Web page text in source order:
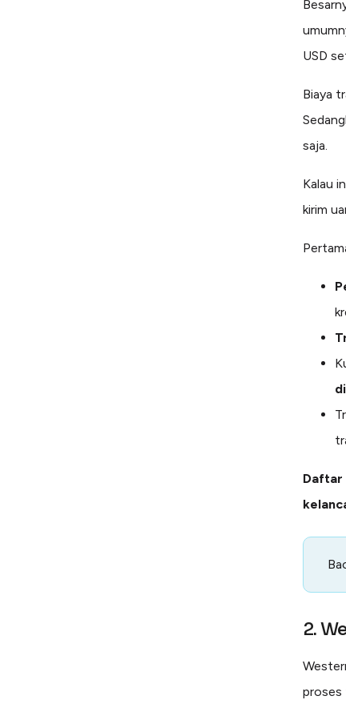
USD
Biaya
saja.
Kalau
kirim
Daftar
2.
proses